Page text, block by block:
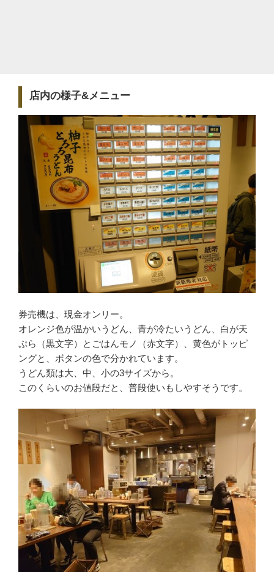
店内の様子&メニュー
券売機は、現金オンリー。
オレンジ色が温かいうどん、青が冷たいうどん、白が天
ぷら（黒文字）とごはんモノ（赤文字）、黄色がトッピ
ングと、ボタンの色で分かれています。
うどん類は大、中、小の3サイズから。
このくらいのお値段だと、普段使いもしやすそうです。